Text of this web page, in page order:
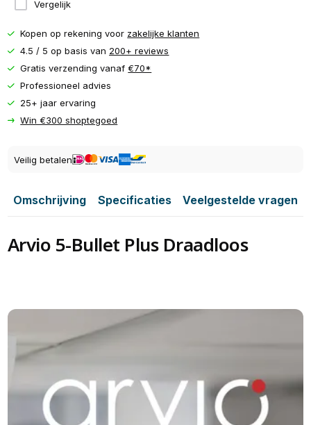
Vergelijk
Kopen op rekening voor zakelijke klanten
4.5 / 5 op basis van 200+ reviews
Gratis verzending vanaf€70*
Professioneel advies
25+ jaar ervaring
Win €300 shoptegoed
Veilig betalen
Omschrijving Specificaties Veelgestelde vragen
Arvio 5-Bullet Plus Draadloos